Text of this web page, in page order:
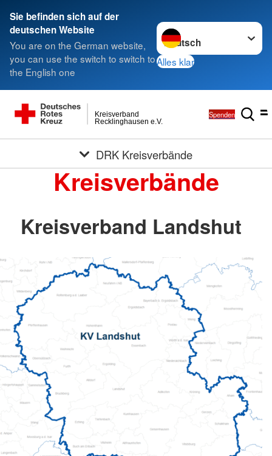
Sie befinden sich auf der
deutschen Website
You are on the German website,
you can use the switch to switch to
the English one
Sprache wechseln zu
Alles klar
Recklinghausen e.V.
Kreisverband Spenden
DRK Kreisverbände
Kreisverbände
Kreisverband Landshut